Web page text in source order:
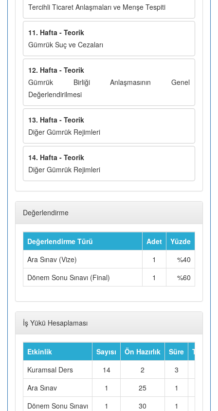
Tercihli Ticaret Anlaşmaları ve Menşe Tespiti
11. Hafta - Teorik
Gümrük Suç ve Cezaları
12. Hafta - Teorik
Gümrük Birliği Anlaşmasının Genel
Değerlendirilmesi
13. Hafta - Teorik
Diğer Gümrük Rejimleri
14. Hafta - Teorik
Diğer Gümrük Rejimleri
Değerlendirme
Değerlendirme Türü Adet
Yüzde
Ara Sınav (Vize)
1
%40
Dönem Sonu Sınavı (Final)
1 %60
İş Yükü Hesaplaması
Etkinlik Sayısı Ön Hazırlık Süre
Kuramsal Ders
14 2
3
Ara Sınav
1 25
1
Dönem Sonu Sınavı
1 30
1